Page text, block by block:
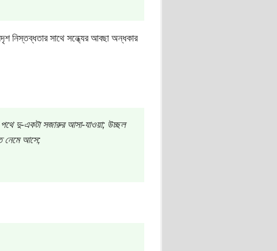
নিস্তব্ধতার সাথে সন্ধ্যের আবছা অন্ধকার
দু-একটা সজারুর আসা-যাওয়া; উচ্ছল
নেমে আসে;